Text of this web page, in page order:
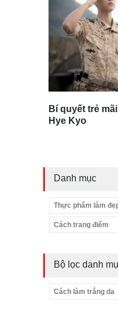
Bí quyết trẻ
Hye Kyo
Danh mục
Thực phẩm làm
Cách trang điểm
Bộ lọc danh
Cách làm trắng da